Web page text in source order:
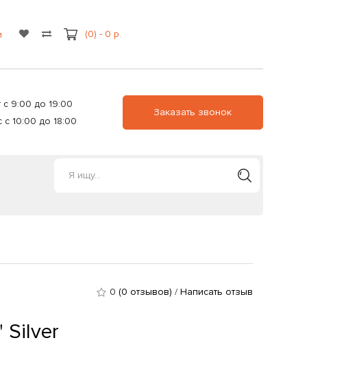
(0) - 0 р.
с 9:00 до 19:00
с 10:00 до 18:00
Заказать звонок
0 (0 отзывов) / Написать отзыв